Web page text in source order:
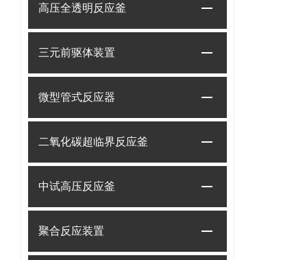
高压全透明反应釜
三元前驱体装置
微型管式反应器
二氧化碳超临界反应釜
中试高压反应釜
聚合反应装置